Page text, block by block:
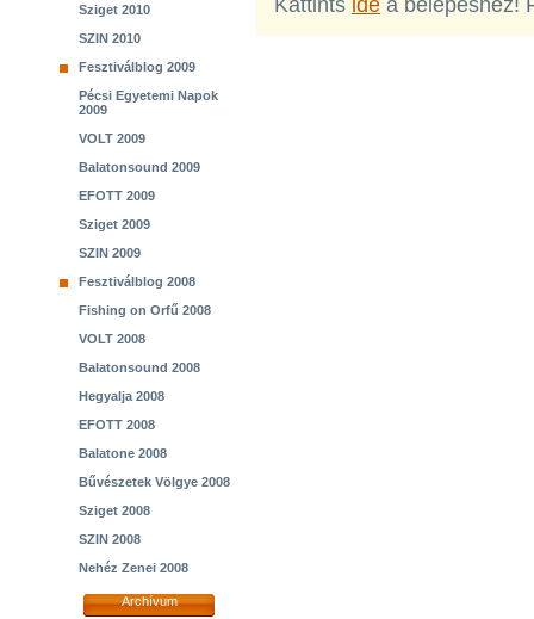
Sziget 2010
SZIN 2010
Fesztiválblog 2009
Pécsi Egyetemi Napok
2009
VOLT 2009
Balatonsound 2009
EFOTT 2009
Sziget 2009
SZIN 2009
Fesztiválblog 2008
Fishing on Orfű 2008
VOLT 2008
Balatonsound 2008
Hegyalja 2008
EFOTT 2008
Balatone 2008
Bűvészetek Völgye 2008
Sziget 2008
SZIN 2008
Nehéz Zenei 2008
Archívum
Kattints ide a belépéshez!